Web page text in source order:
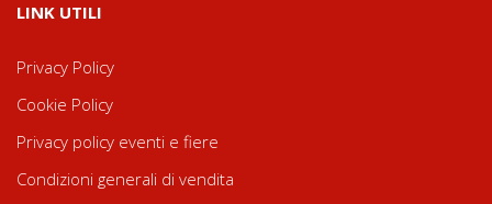
LINK UTILI
Privacy Policy
Cookie Policy
Privacy policy eventi e fiere
Condizioni generali di vendita